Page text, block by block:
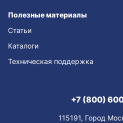
Полезные материалы
Статьи
Каталоги
Техническая поддержка
+7 (800)
115191, Город